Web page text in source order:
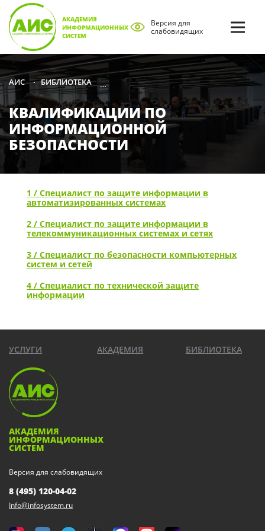
АКАДЕМИЯ
ИНФОРМАЦИОННЫХ
СИСТЕМ
Версия для
слабовидящих
АИС • БИБЛИОТЕКА • ПРОФЕССИОНАЛЬНЫЕ И
КВАЛИФИКАЦИИ ПО
ИНФОРМАЦИОННОЙ
БЕЗОПАСНОСТИ
1 / Специалист по защите информации в
автоматизированных системах
2 / Специалист по защите информации в
телекоммуникационных системах и сетях
3 / Специалист по безопасности компьютерных
систем и сетей
4 / Специалист по технической защите
информации
УСЛУГИ АКАДЕМИЯ БИБЛИОТЕКА
АКАДЕМИЯ
ИНФОРМАЦИОННЫХ
СИСТЕМ
Версия для слабовидящих
8 (495) 120-04-02
Info@infosystem.ru